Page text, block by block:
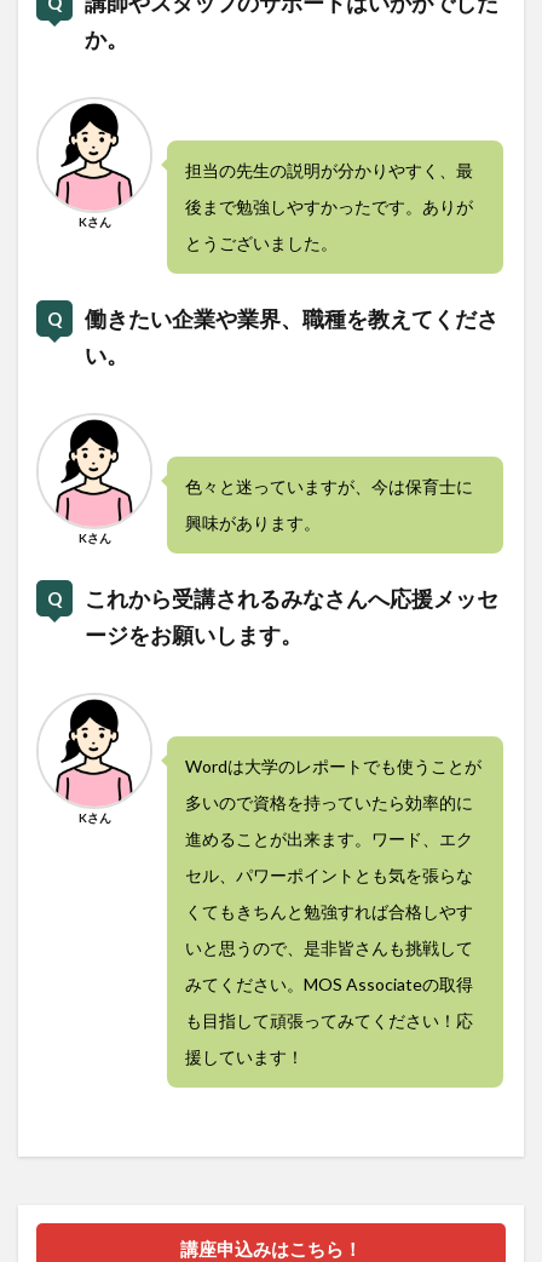
か。
Kさん
担当の先生の説明が分かりやすく、最
後まで勉強しやすかったです。ありが
とうございました。
働きたい企業や業界、職種を教えてくださ
い。
Kさん
色々と迷っていますが、今は保育士に
興味があります。
これから受講されるみなさんへ応援メッセ
ージをお願いします。
Kさん
Wordは大学のレポートでも使うことが
多いので資格を持っていたら効率的に
進めることが出来ます。ワード、エク
セル、パワーポイントとも気を張らな
くてもきちんと勉強すれば合格しやす
いと思うので、是非皆さんも挑戦して
みてください。MOS Associateの取得
も目指して頑張ってみてください！応
援しています！
講座申込みはこちら！